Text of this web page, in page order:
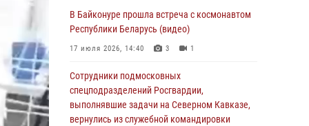
При содействии подмосковного спецназа
Росгвардии задержаны подозреваемые в
изготовлении поддельных документов
05 августа 2026, 15:48 1
В Байконуре прошла встреча с космонавтом
Республики Беларусь (видео)
17 июля 2026, 14:40 3 1
Сотрудники подмосковных
спецподразделений Росгвардии,
выполнявшие задачи на Северном Кавказе,
вернулись из служебной командировки